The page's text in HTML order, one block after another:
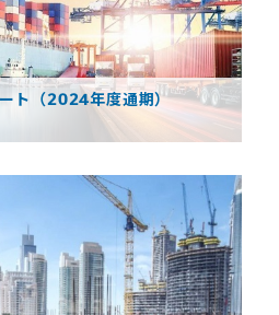
ト（2024年度通期）